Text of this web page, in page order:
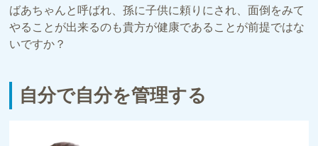
ばあちゃんと呼ばれ、孫に子供に頼りにされ、面倒をみて
やることが出来るのも貴方が健康であることが前提ではな
いですか？
自分で自分を管理する